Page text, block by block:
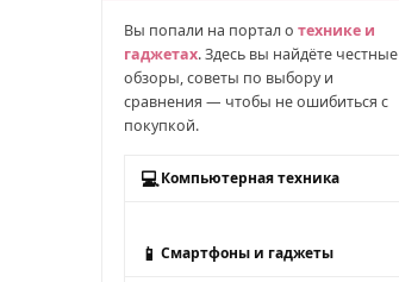
Вы попали на портал о технике и
гаджетах. Здесь вы найдёте честные
обзоры, советы по выбору и
сравнения — чтобы не ошибиться с
покупкой.
💻 Компьютерная техника
📱 Смартфоны и гаджеты